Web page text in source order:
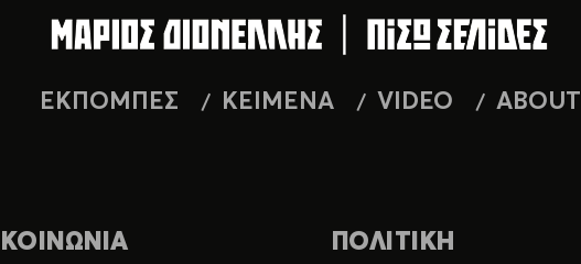
ΕΚΠΟΜΠΕΣ ΚΕΙΜΕΝΑ VIDEO ABOUT
ΚΟΙΝΩΝΙΑ ΠΟΛΙΤΙΚΗ